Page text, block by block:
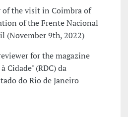
of the visit in Coimbra of
of the Frente Nacional
(November 9th, 2022)
for the magazine
Cidade" (RDC) da
do Rio de Janeiro